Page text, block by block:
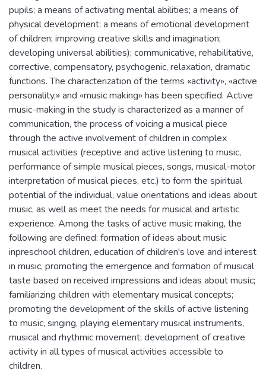
pupils; a means of activating mental abilities; a means of
physical development; a means of emotional development
of children; improving creative skills and imagination;
developing universal abilities); communicative, rehabilitative,
corrective, compensatory, psychogenic, relaxation, dramatic
functions. The characterization of the terms «activity», «active
personality,» and «music making» has been specified. Active
music-making in the study is characterized as a manner of
communication, the process of voicing a musical piece
through the active involvement of children in complex
musical activities (receptive and active listening to music,
performance of simple musical pieces, songs, musical-motor
interpretation of musical pieces, etc.) to form the spiritual
potential of the individual, value orientations and ideas about
music, as well as meet the needs for musical and artistic
experience. Among the tasks of active music making, the
following are defined: formation of ideas about music
inpreschool children, education of children's love and interest
in music, promoting the emergence and formation of musical
taste based on received impressions and ideas about music;
familiarizing children with elementary musical concepts;
promoting the development of the skills of active listening
to music, singing, playing elementary musical instruments,
musical and rhythmic movement; development of creative
activity in all types of musical activities accessible to
children.